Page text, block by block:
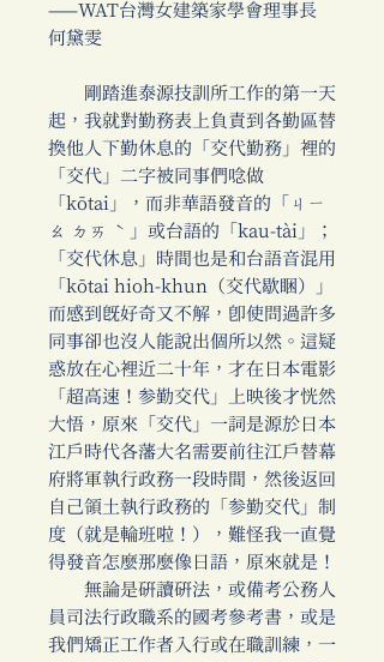
——WAT台灣女建築家學會理事長
何黛雯
剛踏進泰源技訓所工作的第一天
起，我就對勤務表上負責到各勤區替
換他人下勤休息的「交代勤務」裡的
「交代」二字被同事們唸做
「kōtai」，而非華語發音的「ㄐㄧ
ㄠ ㄉㄞ ˋ」或台語的「kau-tài」；
「交代休息」時間也是和台語音混用
「kōtai hioh-khun（交代歇睏）」
而感到既好奇又不解，即使問過許多
同事卻也沒人能說出個所以然。這疑
惑放在心裡近二十年，才在日本電影
「超高速！参勤交代」上映後才恍然
大悟，原來「交代」一詞是源於日本
江戶時代各藩大名需要前往江戶替幕
府將軍執行政務一段時間，然後返回
自己領土執行政務的「参勤交代」制
度（就是輪班啦！），難怪我一直覺
得發音怎麼那麼像日語，原來就是！
無論是研讀研法，或備考公務人
員司法行政職系的國考參考書，或是
我們矯正工作者入行或在職訓練，一